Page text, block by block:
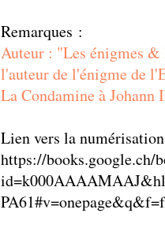
Remarques :
Auteur : "Les énigmes &
l'auteur de l'énigme de
La Condamine à
Lien vers la
https://books.google.ch/